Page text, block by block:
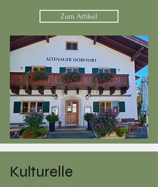
Zum Artikel
Kulturelle